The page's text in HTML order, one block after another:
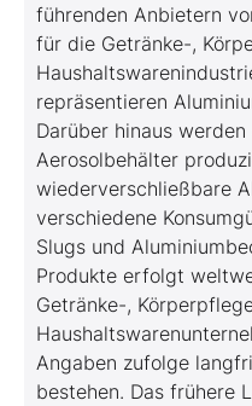
führenden Anbietern
für die Getränke-,
repräsentieren
Darüber hinaus
Aerosolbehälter
wiederverschließbare
verschiedene
Slugs und
Produkte erfolgt
Getränke-,
Angaben zufolge
bestehen. Das frühere